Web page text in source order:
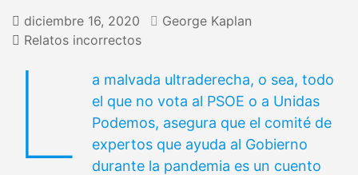
diciembre 16, 2020
George Kaplan
Relatos incorrectos
L
a malvada ultraderecha, o sea, todo
el que no vota al PSOE o a Unidas
Podemos, asegura que el comité de
expertos que ayuda al Gobierno
durante la pandemia es un cuento